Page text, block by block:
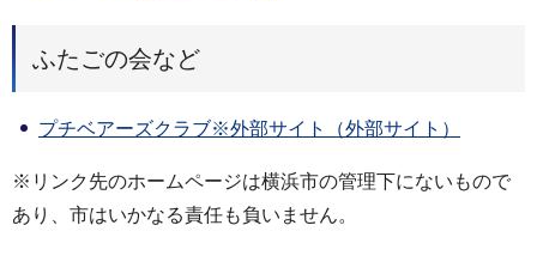
ふたごの会など
プチベアーズクラブ※外部サイト（外部サイト）
※リンク先のホームページは横浜市の管理下にないもので
あり、市はいかなる責任も負いません。